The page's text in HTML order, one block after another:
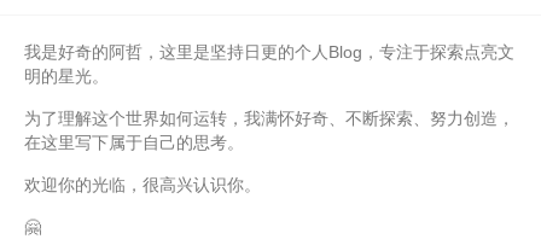
我是好奇的阿哲，这里是坚持日更的个人Blog，专注于探索点亮文
明的星光。
为了理解这个世界如何运转，我满怀好奇、不断探索、努力创造，
在这里写下属于自己的思考。
欢迎你的光临，很高兴认识你。
🤗